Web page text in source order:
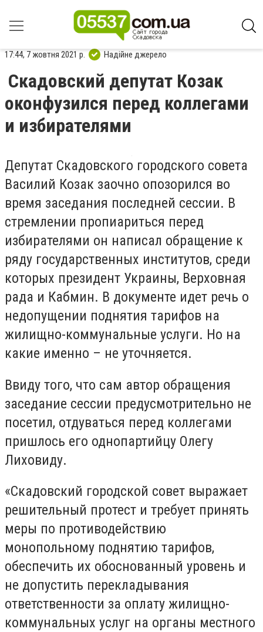
17:44, 7 жовтня 2021 р. Надійне джерело
Скадовский депутат Козак
оконфузился перед коллегами
и избирателями
Депутат Скадовского городского совета
Василий Козак заочно опозорился во
время заседания последней сессии. В
стремлении пропиариться перед
избирателями он написал обращение к
ряду государственных институтов, среди
которых президент Украины, Верховная
рада и Кабмин. В документе идет речь о
недопущении поднятия тарифов на
жилищно-коммунальные услуги. Но на
какие именно – не уточняется.
Ввиду того, что сам автор обращения
заседание сессии предусмотрительно не
посетил, отдуваться перед коллегами
пришлось его однопартийцу Олегу
Лиховиду.
«Скадовский городской совет выражает
решительный протест и требует принять
меры по противодействию
монопольному поднятию тарифов,
обеспечить их обоснованный уровень и
не допустить перекладывания
ответственности за оплату жилищно-
коммунальных услуг на органы местного